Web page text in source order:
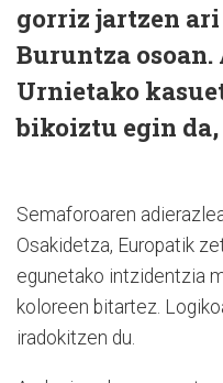
gorriz jartzen
Buruntza
Urnietako
bikoiztu egin da,
Semaforoaren
Osakidetza, Europatik
egunetako intzidentzia
koloreen bitartez.
iradokitzen du.